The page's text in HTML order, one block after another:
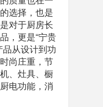
选择，也是
对于厨房长
，更是“宁贵
品从设计到功
尚庄重，节
、灶具、橱
电功能，消